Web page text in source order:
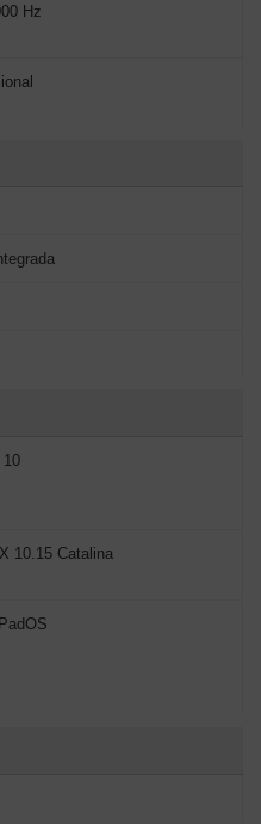
Hz
10
10.15 Catalina